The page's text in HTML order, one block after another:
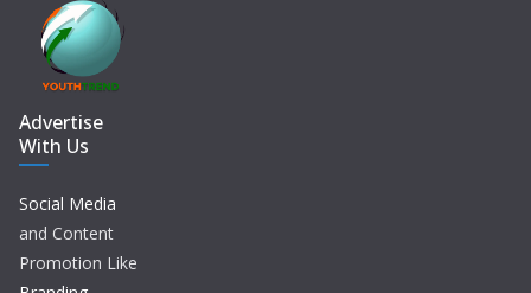
Advertise
With Us
Social Media
and Content
Promotion Like